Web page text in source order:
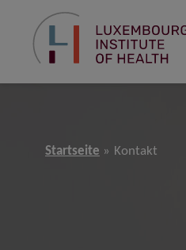
Startseite Kontakt